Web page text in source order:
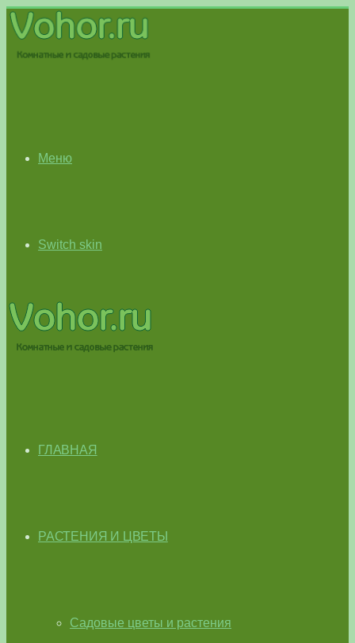
Меню
Switch skin
ГЛАВНАЯ
РАСТЕНИЯ И ЦВЕТЫ
Садовые цветы и растения